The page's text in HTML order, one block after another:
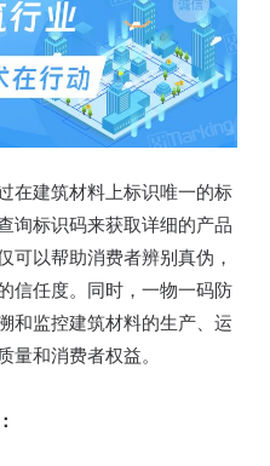
在建筑材料上标识唯一的标
询标识码来获取详细的产品
可以帮助消费者辨别真伪，
信任度。同时，一物一码防
和监控建筑材料的生产、运
量和消费者权益。